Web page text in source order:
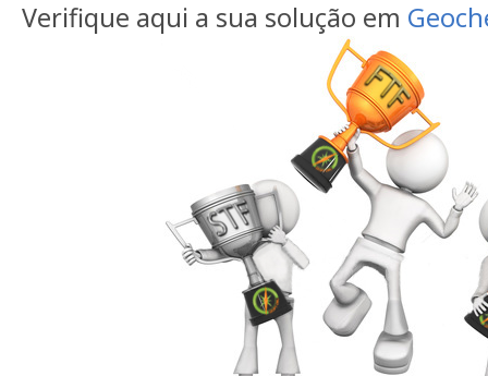
Verifique aqui a sua solução em